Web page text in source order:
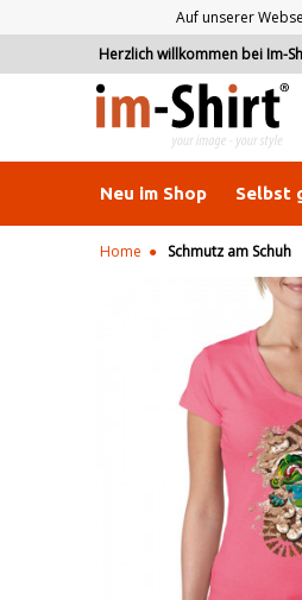
Auf unserer
Herzlich willkommen bei Im-
Neu im Shop Selbst
Home Schmutz am Schuh